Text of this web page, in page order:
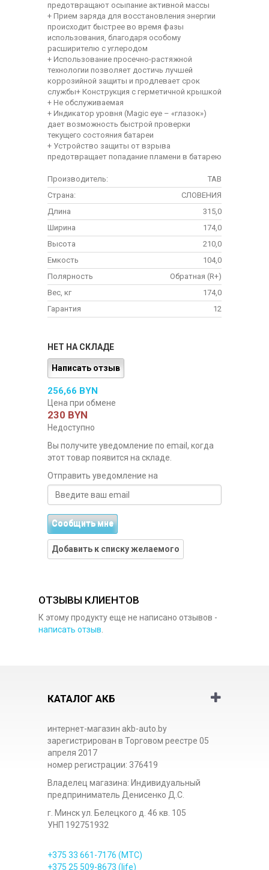
предотвращают осыпание активной массы
+ Прием заряда для восстановления энергии
происходит быстрее во время фазы
использования, благодаря особому
расширителю с углеродом
+ Использование просечно-растяжной
технологии позволяет достичь лучшей
коррозийной защиты и продлевает срок
службы+ Конструкция с герметичной крышкой
+ Не обслуживаемая
+ Индикатор уровня (Magic eye – «глазок»)
дает возможность быстрой проверки
текущего состояния батареи
+ Устройство защиты от взрыва
предотвращает попадание пламени в батарею
Производитель:
TAB
Страна:
СЛОВЕНИЯ
Длина
315,0
Ширина
174,0
Высота
210,0
Емкость
104,0
Полярность
Обратная (R+)
Вес, кг
174,0
Гарантия
12
НЕТ НА СКЛАДЕ
Написать отзыв
256,66 BYN
Цена при обмене
230 BYN
Недоступно
Вы получите уведомление по email, когда
этот товар появится на складе.
Отправить уведомление на
Сообщить мне
Добавить к списку желаемого
ОТЗЫВЫ КЛИЕНТОВ
К этому продукту еще не написано отзывов -
написать отзыв
КАТАЛОГ АКБ
интернет-магазин akb-auto.by
зарегистрирован в Торговом реестре 05
апреля 2017
номер регистрации: 376419
Владелец магазина: Индивидуальный
предприниматель Денисенко Д.С.
г. Минск ул. Белецкого д. 46 кв. 105
УНП 192751932
+375 33 661-7176 (МТС)
+375 25 509-8673 (life)